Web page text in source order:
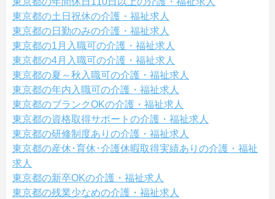
東京都の土日祝休の介護・福祉求人
東京都の日勤のみの介護・福祉求人
東京都の1月入職可の介護・福祉求人
東京都の4月入職可の介護・福祉求人
東京都の夏～秋入職可の介護・福祉求人
東京都の年内入職可の介護・福祉求人
東京都のブランクOKの介護・福祉求人
東京都の資格取得サポートの介護・福祉求人
東京都の研修制度ありの介護・福祉求人
東京都の産休･育休･介護休暇取得実績ありの介護・福祉
求人
東京都の新卒OKの介護・福祉求人
東京都の残業少なめの介護・福祉求人